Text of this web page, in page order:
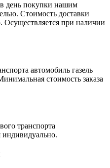
день покупки нашим
Стоимость доставки
Осуществляется при наличии
автомобиль газель
стоимость заказа
транспорта
индивидуально.